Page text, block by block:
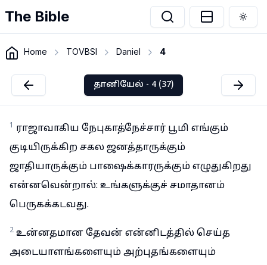
The Bible
Home TOVBSI Daniel 4
தானியேல் - 4 (37)
1 ராஜாவாகிய நேபுகாத்நேச்சார் பூமி எங்கும்
குடியிருக்கிற சகல ஜனத்தாருக்கும்
ஜாதியாருக்கும் பாஷைக்காரருக்கும் எழுதுகிறது
என்னவென்றால்: உங்களுக்குச் சமாதானம்
பெருகக்கடவது.
2 உன்னதமான தேவன் என்னிடத்தில் செய்த
அடையாளங்களையும் அற்புதங்களையும்